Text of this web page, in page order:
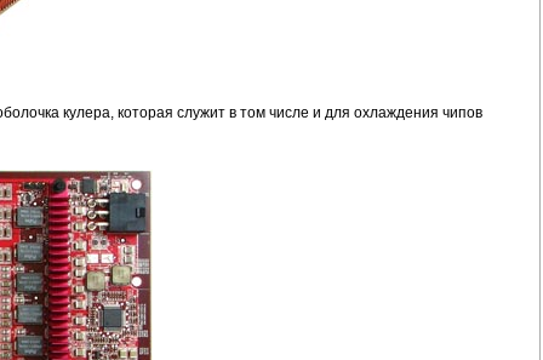
кулера, которая служит в том числе и для охлаждения чипов